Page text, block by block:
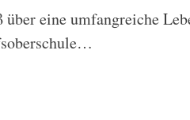
eine umfangreiche